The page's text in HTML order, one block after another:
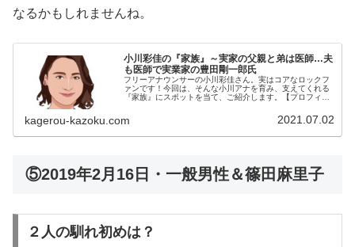
なるかもしれませんね。
小川彩佳の『家族』～実家の父親と弟は医師…夫
も医師で実業家の豊田剛一郎氏
フリーアナウンサーの小川彩佳さん。実はコアなロックフ
ァンです！今回は、そんな小川アナを育み、支えてくれる
『家族』にスポットを当て、ご紹介します。【プロフィー
kagerou-kazoku.com 2021.07.02
⑤2019年2月16日・一般男性＆篠田麻里子
２人の馴れ初めは？